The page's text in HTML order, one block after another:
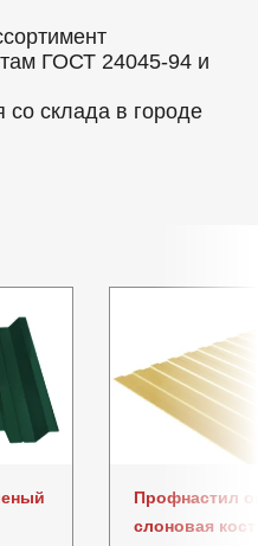
ГОСТ 24045-94 и
со склада в городе
Профнастил
слоновая